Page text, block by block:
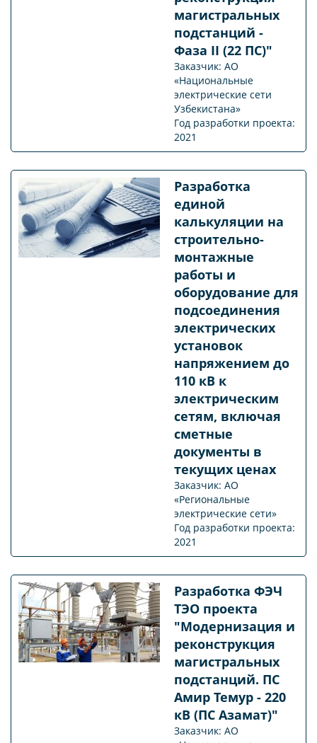
магистральных
подстанций -
Фаза II (22 ПС)"
Заказчик: АО
«Национальные
электрические сети
Узбекистана»
Год разработки проекта:
2021
Разработка
единой
калькуляции на
строительно-
монтажные
работы и
оборудование для
подсоединения
электрических
установок
напряжением до
110 кВ к
электрическим
сетям, включая
сметные
документы в
текущих ценах
Заказчик: АО
«Региональные
электрические сети»
Год разработки проекта:
2021
Разработка ФЭЧ
ТЭО проекта
"Модернизация и
реконструкция
магистральных
подстанций. ПС
Амир Темур - 220
кВ (ПС Азамат)"
Заказчик: АО